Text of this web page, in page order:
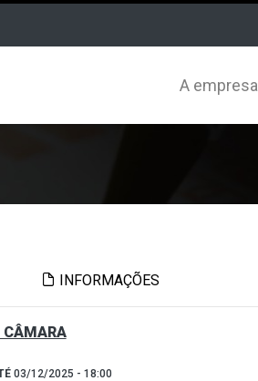
A empresa
INFORMAÇÕES
CÂMARA
03/12/2025 - 18:00